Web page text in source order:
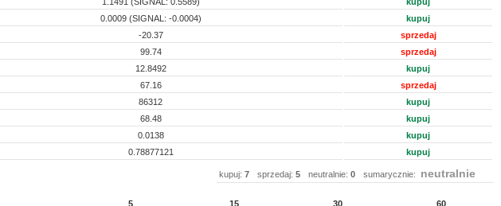
0.0009 (SIGNAL: -0.0004)
kupuj
-20.37
sprzedaj
99.74
sprzedaj
12.8492
kupuj
67.16
sprzedaj
86312
kupuj
68.48
kupuj
0.0138
kupuj
0.78877121 kupuj
kupuj: 7 sprzedaj: 5 neutralnie: 0 sumarycznie: neutralnie
5 15 30 60